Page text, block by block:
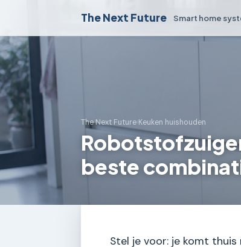
The Next Future Smart home
The Next Future›Keuken huishouden
beste
Stel je voor: je komt